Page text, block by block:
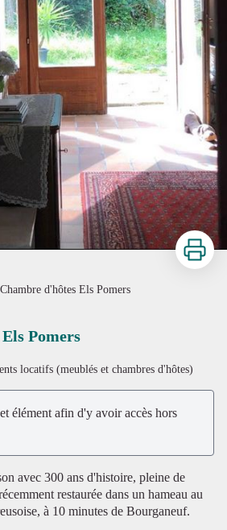
Voir l'image en plein écran
Imprimer
Chambre d'hôtes Els Pomers
Pomers
locatifs (meublés et chambres d'hôtes)
élément afin d'y avoir accès hors
avec 300 ans d'histoire, pleine de
restaurée dans un hameau au
à 10 minutes de Bourganeuf.